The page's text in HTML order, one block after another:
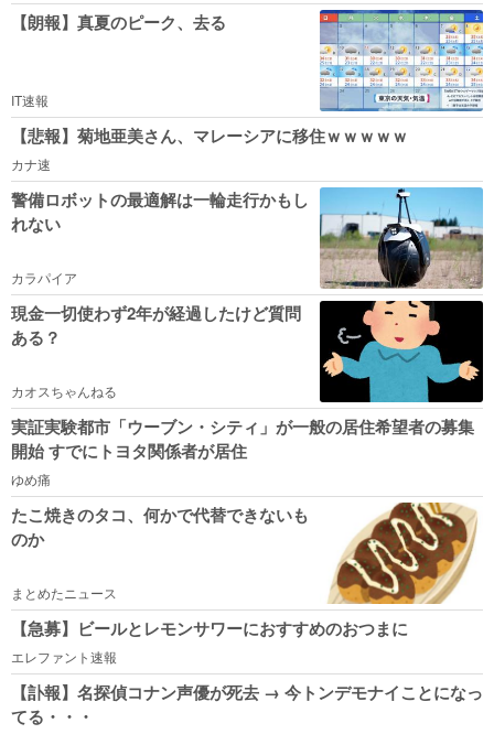
【朗報】真夏のピーク、去る
IT速報
【悲報】菊地亜美さん、マレーシアに移住ｗｗｗｗｗ
カナ速
警備ロボットの最適解は一輪走行かもし
れない
カラパイア
現金一切使わず2年が経過したけど質問
ある？
カオスちゃんねる
実証実験都市「ウーブン・シティ」が一般の居住希望者の募集
開始 すでにトヨタ関係者が居住
ゆめ痛
たこ焼きのタコ、何かで代替できないも
のか
まとめたニュース
【急募】ビールとレモンサワーにおすすめのおつまに
エレファント速報
【訃報】名探偵コナン声優が死去 → 今トンデモナイことになっ
てる・・・